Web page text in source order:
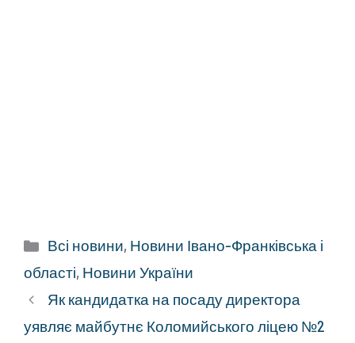
Категорії
Всі новини, Новини Івано-Франківська і
області, Новини України
Як кандидатка на посаду директора
уявляє майбутнє Коломийського ліцею №2